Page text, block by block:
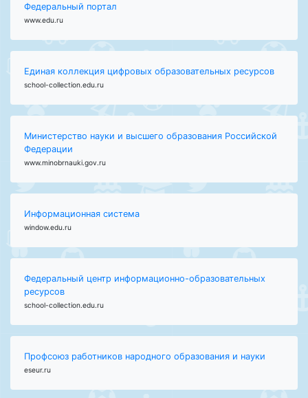
Федеральный портал
www.edu.ru
Единая коллекция цифровых образовательных ресурсов
school-collection.edu.ru
Министерство науки и высшего образования Российской
Федерации
www.minobrnauki.gov.ru
Информационная система
window.edu.ru
Федеральный центр информационно-образовательных
ресурсов
school-collection.edu.ru
Профсоюз работников народного образования и науки
eseur.ru